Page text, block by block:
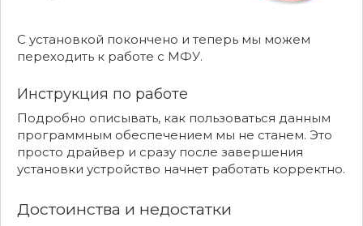
С установкой покончено и теперь мы можем
переходить к работе с МФУ.
Инструкция по работе
Подробно описывать, как пользоваться данным
программным обеспечением мы не станем. Это
просто драйвер и сразу после завершения
установки устройство начнет работать корректно.
Достоинства и недостатки